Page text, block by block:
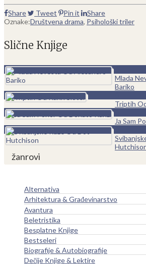
Share Tweet Pin it
Share
Oznake:Društvena drama, Psihološki triler
Slične Knjige
Mlada
Bariko
Triptih
Ja Sam
žanrovi
Alternativa
Arhitektura & Građevinarstvo
Avantura
Beletristika
Besplatne Knjige
Bestseleri
Biografije & Autobiografije
Dečije Knjige & Lektire